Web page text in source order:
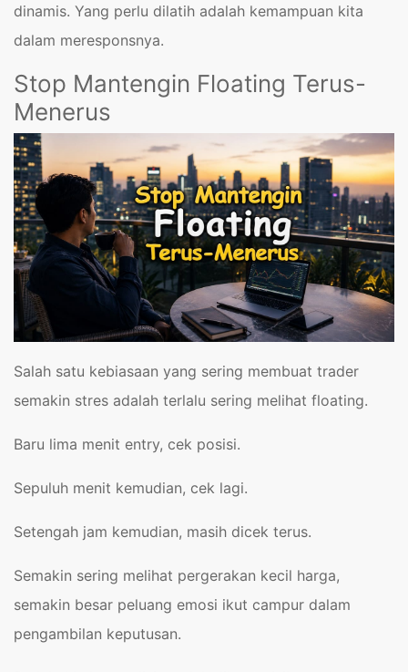
dinamis. Yang perlu dilatih adalah kemampuan kita
dalam meresponsnya.
Stop Mantengin Floating Terus-
Menerus
Salah satu kebiasaan yang sering membuat trader
semakin stres adalah terlalu sering melihat floating.
Baru lima menit entry, cek posisi.
Sepuluh menit kemudian, cek lagi.
Setengah jam kemudian, masih dicek terus.
Semakin sering melihat pergerakan kecil harga,
semakin besar peluang emosi ikut campur dalam
pengambilan keputusan.